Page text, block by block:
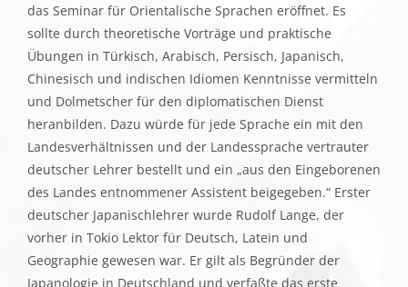
das Seminar für Orientalische Sprachen eröffnet. Es
sollte durch theoretische Vorträge und praktische
Übungen in Türkisch, Arabisch, Persisch, Japanisch,
Chinesisch und indischen Idiomen Kenntnisse vermitteln
und Dolmetscher für den diplomatischen Dienst
heranbilden. Dazu würde für jede Sprache ein mit den
Landesverhältnissen und der Landessprache vertrauter
deutscher Lehrer bestellt und ein „aus den Eingeborenen
des Landes entnommener Assistent beigegeben.“ Erster
deutscher Japanischlehrer wurde Rudolf Lange, der
vorher in Tokio Lektor für Deutsch, Latein und
Geographie gewesen war. Er gilt als Begründer der
Japanologie in Deutschland und verfaßte das erste